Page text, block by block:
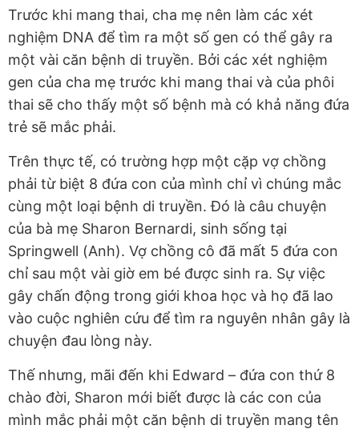
Trước khi mang thai, cha mẹ nên làm các xét
nghiệm DNA để tìm ra một số gen có thể gây ra
một vài căn bệnh di truyền. Bởi các xét nghiệm
gen của cha mẹ trước khi mang thai và của phôi
thai sẽ cho thấy một số bệnh mà có khả năng đứa
trẻ sẽ mắc phải.
Trên thực tế, có trường hợp một cặp vợ chồng
phải từ biệt 8 đứa con của mình chỉ vì chúng mắc
cùng một loại bệnh di truyền. Đó là câu chuyện
của bà mẹ Sharon Bernardi, sinh sống tại
Springwell (Anh). Vợ chồng cô đã mất 5 đứa con
chỉ sau một vài giờ em bé được sinh ra. Sự việc
gây chấn động trong giới khoa học và họ đã lao
vào cuộc nghiên cứu để tìm ra nguyên nhân gây là
chuyện đau lòng này.
Thế nhưng, mãi đến khi Edward – đứa con thứ 8
chào đời, Sharon mới biết được là các con của
mình mắc phải một căn bệnh di truyền mang tên